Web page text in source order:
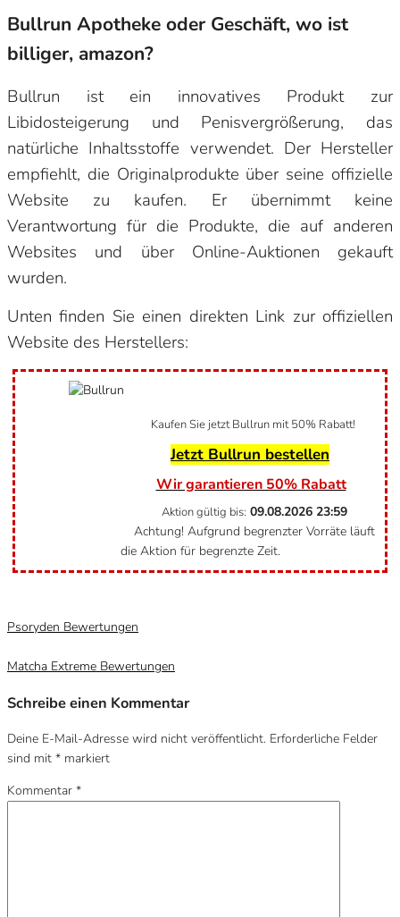
Bullrun Apotheke oder Geschäft, wo ist
billiger, amazon?
Bullrun ist ein innovatives Produkt zur
Libidosteigerung und Penisvergrößerung, das
natürliche Inhaltsstoffe verwendet. Der Hersteller
empfiehlt, die Originalprodukte über seine offizielle
Website zu kaufen. Er übernimmt keine
Verantwortung für die Produkte, die auf anderen
Websites und über Online-Auktionen gekauft
wurden.
Unten finden Sie einen direkten Link zur offiziellen
Website des Herstellers:
Kaufen Sie jetzt Bullrun mit 50% Rabatt!
Jetzt Bullrun bestellen
Wir garantieren 50% Rabatt
Aktion gültig bis: 09.08.2026 23:59
Achtung! Aufgrund begrenzter Vorräte läuft
die Aktion für begrenzte Zeit.
Psoryden Bewertungen
Matcha Extreme Bewertungen
Schreibe einen Kommentar
Deine E-Mail-Adresse wird nicht veröffentlicht. Erforderliche Felder
sind mit * markiert
Kommentar *